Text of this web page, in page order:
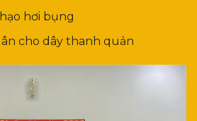
hơi bụng
cho dây thanh quản